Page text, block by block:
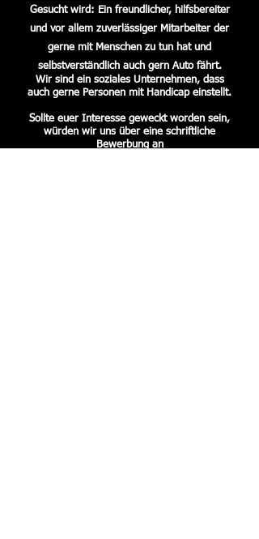
Gesucht wird: Ein freundlicher, hilfsbereiter
und vor allem zuverlässiger Mitarbeiter der
gerne mit Menschen zu tun hat und
selbstverständlich auch gern Auto fährt.
Wir sind ein soziales Unternehmen, dass
auch gerne Personen mit Handicap einstellt.
Sollte euer Interesse geweckt worden sein,
würden wir uns über eine schriftliche
Bewerbung an